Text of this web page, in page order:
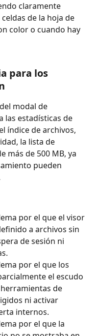
claramente
de la hoja de
color o cuando hay
para los
modal de
las estadísticas de
índice de archivos,
la lista de
más de 500 MB, ya
pueden
por el que el visor
a archivos sin
de sesión ni
por el que los
el escudo
de
ni activar
internos.
por el que la